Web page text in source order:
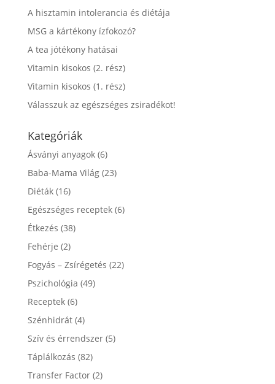
A hisztamin intolerancia és diétája
MSG a kártékony ízfokozó?
A tea jótékony hatásai
Vitamin kisokos (2. rész)
Vitamin kisokos (1. rész)
Válasszuk az egészséges zsiradékot!
Kategóriák
Ásványi anyagok(6)
Baba-Mama Világ(23)
Diéták(16)
Egészséges receptek(6)
Étkezés (38)
Fehérje (2)
Fogyás – Zsírégetés (22)
Pszichológia (49)
Receptek(6)
Szénhidrát(4)
Szív és érrendszer(5)
Táplálkozás (82)
Transfer Factor(2)